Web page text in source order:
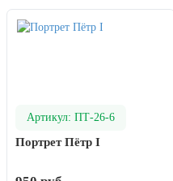
Артикул: ПТ-26-6
Портрет Пётр I